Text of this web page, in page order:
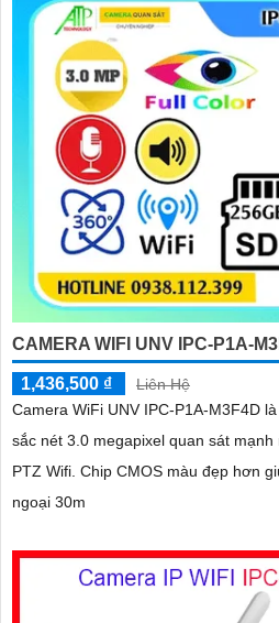
CAMERA WIFI UNV IPC-P1A-
1,436,500 ₫
Liên Hệ
Camera WiFi UNV IPC-P1A-M3F4D
sắc nét 3.0 megapixel quan sát
PTZ Wifi. Chip CMOS màu đẹp hơn
ngoại 30m